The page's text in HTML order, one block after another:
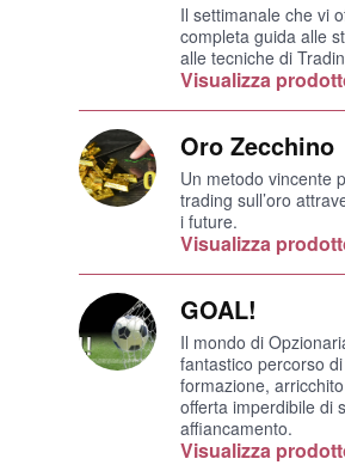
Il settimanale che vi
completa guida alle
alle tecniche di
Visualizza
Oro Zecchino
Un metodo vincente
trading sull’oro
i future.
Visualizza
GOAL!
Il mondo di
fantastico percorso
formazione,
offerta imperdibile di
affiancamento.
Visualizza